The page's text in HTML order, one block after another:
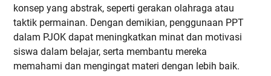
konsep yang abstrak, seperti gerakan olahraga atau
taktik permainan. Dengan demikian, penggunaan PPT
dalam PJOK dapat meningkatkan minat dan motivasi
siswa dalam belajar, serta membantu mereka
memahami dan mengingat materi dengan lebih baik.